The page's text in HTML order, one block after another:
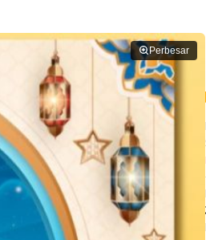
Perbesar